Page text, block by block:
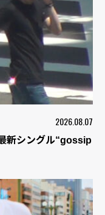
2026.08.07
新シングル“gossip